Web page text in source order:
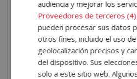
Consultoría y asesoría en
Gestión de proyectos de
predicción de comportamiento
Creación de modelos
campañas publicitarias.
audiencia y mejorar los
Proveedores de terceros (4)
pueden procesar sus datos
otros fines, incluido el uso
geolocalización precisos y
del dispositivo. Sus
solo a este sitio web.